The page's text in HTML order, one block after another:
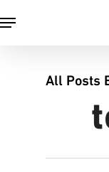
Menu
All Posts